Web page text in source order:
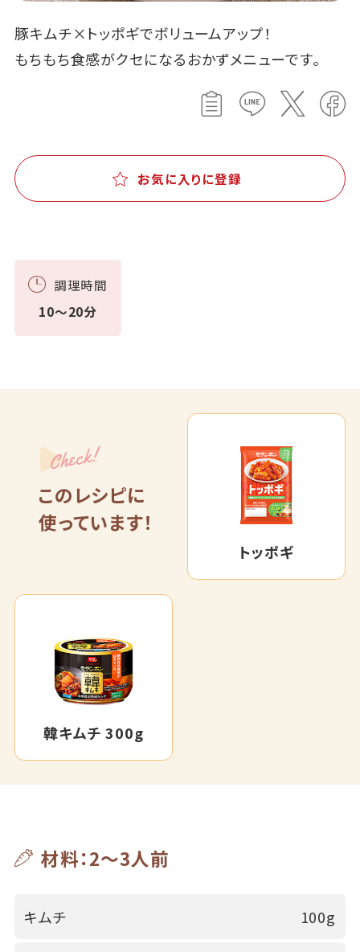
豚キムチ×トッポギでボリュームアップ！
もちもち食感がクセになるおかずメニューです。
お気に入りに登録
調理時間
10～20分
Check!
このレシピに
使っています！
トッポギ
韓キムチ 300g
材料：2～3人前
キムチ 100g